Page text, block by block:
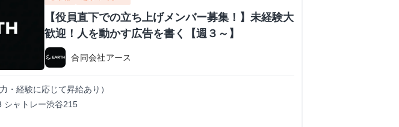
【役員直下での立ち上げメンバー募集！】未経験大
歓迎！人を動かす広告を書く【週３～】
合同会社アース
・経験に応じて昇給あり）
シャトレー渋谷215